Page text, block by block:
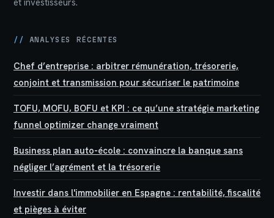
// ANALYSES RÉCENTES
Chef d’entreprise : arbitrer rémunération, trésorerie,
conjoint et transmission pour sécuriser le patrimoine
TOFU, MOFU, BOFU et KPI : ce qu’une stratégie marketing
funnel optimizer change vraiment
Business plan auto-école : convaincre la banque sans
négliger l’agrément et la trésorerie
Investir dans l'immobilier en Espagne : rentabilité, fiscalité
et pièges à éviter